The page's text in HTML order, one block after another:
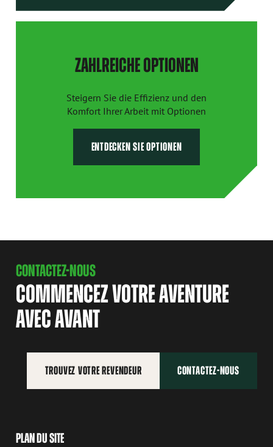
ZAHLREICHE OPTIONEN
Steigern Sie die Effizienz und den
Komfort Ihrer Arbeit mit Optionen
ENTDECKEN SIE OPTIONEN
CONTACTEZ-NOUS
COMMENCEZ VOTRE AVENTURE
AVEC AVANT
TROUVEZ VOTRE REVENDEUR CONTACTEZ-NOUS
PLAN DU SITE